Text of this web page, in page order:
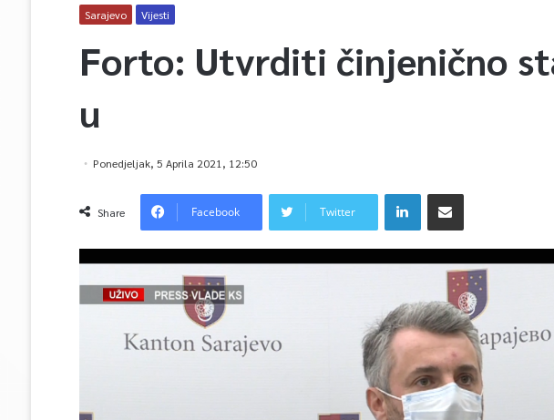
Sarajevo Vijesti
Forto: Utvrditi činjenično
u
Ponedjeljak, 5 Aprila 2021, 12:50
Share Facebook Twitter